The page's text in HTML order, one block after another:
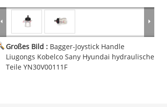
Großes Bild : Bagger-Joystick Handle
Liugongs Kobelco Sany Hyundai hydraulische
Teile YN30V00111F